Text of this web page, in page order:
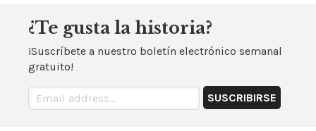
¿Te gusta la historia?
¡Suscríbete a nuestro boletín electrónico semanal
gratuito!